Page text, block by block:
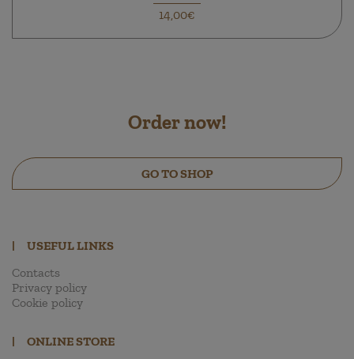
14,00€
Order now!
GO TO SHOP
|
USEFUL LINKS
Contacts
Privacy policy
Cookie policy
|
ONLINE STORE